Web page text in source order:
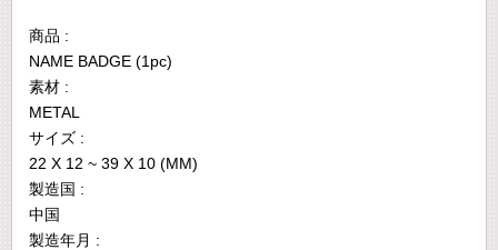
商品 :
NAME BADGE (1pc)
素材 :
METAL
サイズ :
22 X 12 ~ 39 X 10 (MM)
製造国 :
中国
製造年月 :